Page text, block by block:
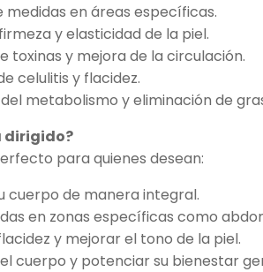
medidas en áreas específicas.
y elasticidad de la piel.
toxinas y mejora de la circulación.
celulitis y flacidez.
metabolismo y eliminación de
dirigido?
para quienes desean:
cuerpo de manera integral.
en zonas específicas como
y mejorar el tono de la piel.
cuerpo y potenciar su bienestar